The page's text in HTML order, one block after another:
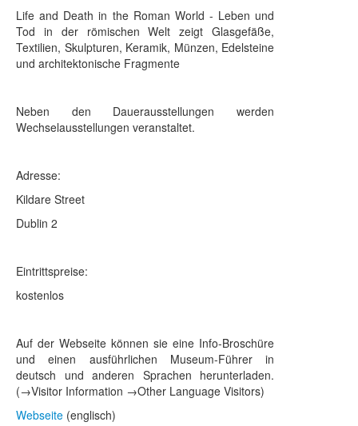
Life and Death in the Roman World - Leben und
Tod in der römischen Welt zeigt Glasgefäße,
Textilien, Skulpturen, Keramik, Münzen, Edelsteine
und architektonische Fragmente
Neben den Dauerausstellungen werden
Wechselausstellungen veranstaltet.
Adresse:
Kildare Street
Dublin 2
Eintrittspreise:
kostenlos
Auf der Webseite können sie eine Info-Broschüre
und einen ausführlichen Museum-Führer in
deutsch und anderen Sprachen herunterladen.
(→Visitor Information →Other Language Visitors)
Webseite (englisch)